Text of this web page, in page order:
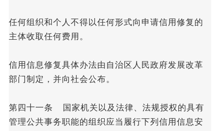
任何组织和个人不得以任何形式向申请信用修复的
主体收取任何费用。
信用信息修复具体办法由自治区人民政府发展改革
部门制定，并向社会公布。
第四十一条 国家机关以及法律、法规授权的具有
管理公共事务职能的组织应当履行下列信用信息安